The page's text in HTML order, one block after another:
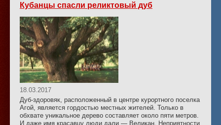
Кубанцы спасли реликтовый дуб
18.03.2017
Дуб-здоровяк, расположенный в центре курортного поселка
Агой, является гордостью местных жителей. Только в
обхвате уникальное дерево составляет около пяти метров.
И даже имя красавцу люди дали — Великан. Неприятности